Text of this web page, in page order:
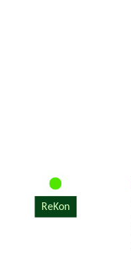
ReKon